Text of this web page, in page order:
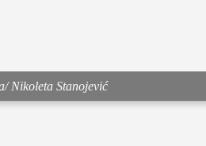
Nikoleta Stanojević